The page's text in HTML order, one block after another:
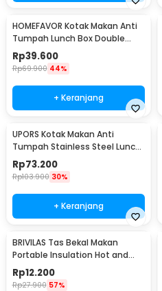
HOMEFAVOR Kotak Makan Anti
Tumpah Lunch Box Double
Layer 3 Grid 1.2L - HF225
Rp39.600
Rp69.900 44%
+ Keranjang
UPORS Kotak Makan Anti
Tumpah Stainless Steel Lunch
Box 3 Grid 1.3L - UP3
Rp73.200
Rp103.900 30%
+ Keranjang
BRIVILAS Tas Bekal Makan
Portable Insulation Hot and
Cold Lunch Bag - EI23
Rp12.200
Rp27.900 57%